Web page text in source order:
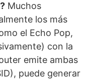
Muchos
los más
el Echo Pop,
con la
emite ambas
puede generar